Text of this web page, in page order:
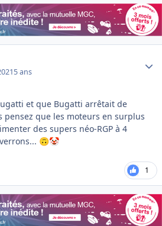
5 ans
et que Bugatti arrêtait de
pensez que les moteurs en surplus
des supers néo-RGP à 4
🙃🤡
1